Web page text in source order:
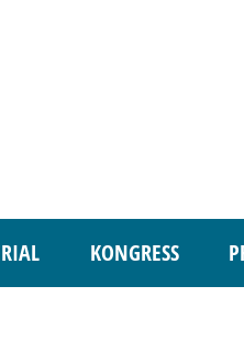
KONGRESS